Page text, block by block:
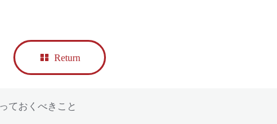
Return
ておくべきこと